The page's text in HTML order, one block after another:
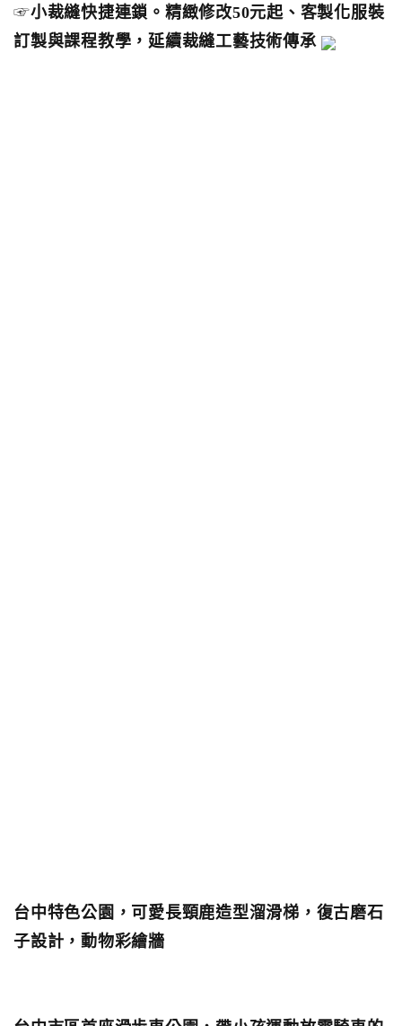
☞小裁縫快捷連鎖。精緻修改50元起、客製化服裝
訂製與課程教學，延續裁縫工藝技術傳承
台中特色公園，可愛長頸鹿造型溜滑梯，復古磨石
子設計，動物彩繪牆